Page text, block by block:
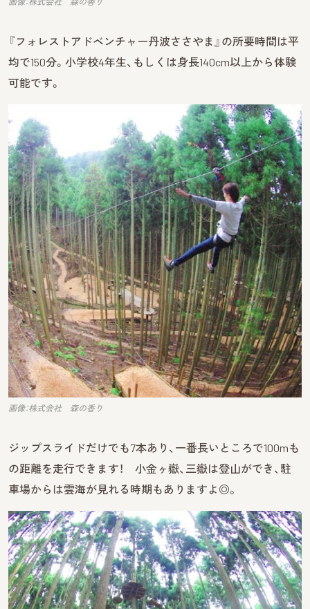
『フォレストアドベンチャー丹波ささやま』の所要時間は平
均で150分。小学校4年生、もしくは身長140cm以上から体験
可能です。
画像：株式会社 森の香り
ジップスライドだけでも7本あり、一番長いところで100mも
の距離を走行できます！ 小金ヶ嶽、三嶽は登山ができ、駐
車場からは雲海が見れる時期もありますよ◎。